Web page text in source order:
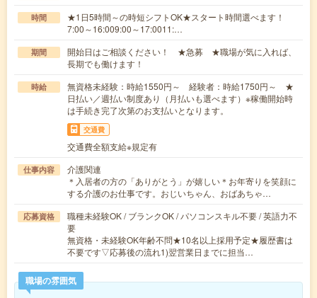
時間
★1日5時間～の時短シフトOK★スタート時間選べます！
7:00～16:009:00～17:0011:…
期間
開始日はご相談ください！ ★急募 ★職場が気に入れば、
長期でも働けます！
時給
無資格未経験：時給1550円～ 経験者：時給1750円～ ★
日払い／週払い制度あり（月払いも選べます）※稼働開始時
は手続き完了次第のお支払いとなります。
交通費
交通費全額支給※規定有
仕事内容
介護関連
＊入居者の方の「ありがとう」が嬉しい＊お年寄りを笑顔に
する介護のお仕事です。おじいちゃん、おばあちゃ…
応募資格
職種未経験OK / ブランクOK / パソコンスキル不要 / 英語力不
要
無資格・未経験OK年齢不問★10名以上採用予定★履歴書は
不要です▽応募後の流れ1)翌営業日までに担当…
職場の雰囲気